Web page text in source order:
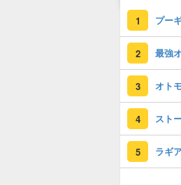
1 プー
2 最強
3 オト
4 スト
5 ラギ